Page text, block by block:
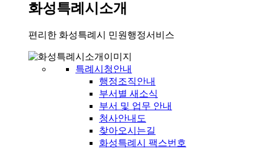
화성특례시소개
편리한 화성특례시 민원행정서비스
특례시청안내
행정조직안내
부서별 새소식
부서 및 업무 안내
청사안내도
찾아오시는길
화성특례시 팩스번호